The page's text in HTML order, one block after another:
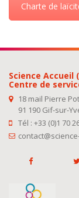
Charte de
Science Accueil
Centre de
18 mail Pierre
91 190 Gif-sur-
Tél : +33 (0)1 70